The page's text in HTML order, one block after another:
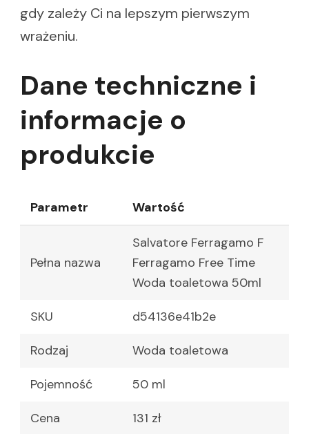
gdy zależy Ci na lepszym pierwszym
wrażeniu.
Dane techniczne i
informacje o
produkcie
Parametr Wartość
Pełna nazwa
Salvatore Ferragamo F
Ferragamo Free Time
Woda toaletowa 50ml
SKU d54136e41b2e
Rodzaj Woda toaletowa
Pojemność 50 ml
Cena 131 zł